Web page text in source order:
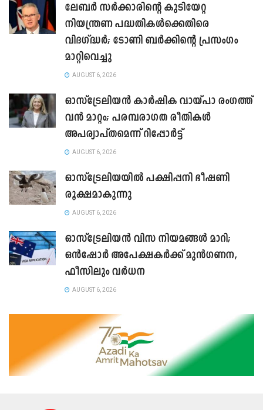
ലേബർ സർക്കാരിന്റെ കുടിയേറ്റ
നിയന്ത്രണ പദ്ധതികൾക്കെതിരെ
വിദഗ്ദ്ധർ; ടോണി ബർക്കിന്റെ പ്രസംഗം
മാറ്റിവെച്ചു
AUGUST 6, 2026
ഓസ്‌ട്രേലിയൻ കാർഷിക വായ്പാ രംഗത്ത്
വൻ മാറ്റം; പരമ്പരാഗത രീതികൾ
അപര്യാപ്തമെന്ന് റിപ്പോർട്ട്
AUGUST 6, 2026
ഓസ്ട്രേലിയയിൽ പക്ഷിപ്പനി ഭീഷണി
രൂക്ഷമാകുന്നു
AUGUST 6, 2026
ഓസ്‌ട്രേലിയൻ വിസ നിയമങ്ങൾ മാറി;
ഒൻഷോർ അപേക്ഷകർക്ക് മുൻഗണന,
ഫീസിലും വർധന
AUGUST 6, 2026